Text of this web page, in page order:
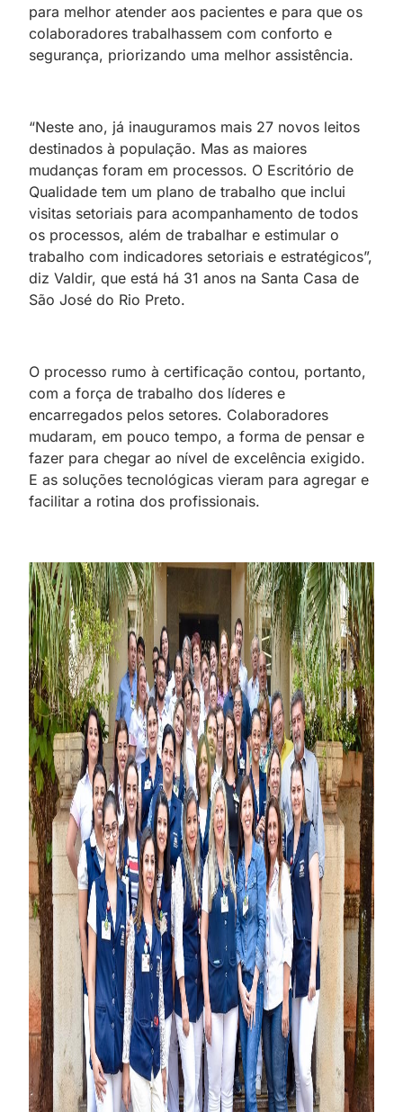
para melhor atender aos pacientes e para que os
colaboradores trabalhassem com conforto e
segurança, priorizando uma melhor assistência.
“Neste ano, já inauguramos mais 27 novos leitos
destinados à população. Mas as maiores
mudanças foram em processos. O Escritório de
Qualidade tem um plano de trabalho que inclui
visitas setoriais para acompanhamento de todos
os processos, além de trabalhar e estimular o
trabalho com indicadores setoriais e estratégicos”,
diz Valdir, que está há 31 anos na Santa Casa de
São José do Rio Preto.
O processo rumo à certificação contou, portanto,
com a força de trabalho dos líderes e
encarregados pelos setores. Colaboradores
mudaram, em pouco tempo, a forma de pensar e
fazer para chegar ao nível de excelência exigido.
E as soluções tecnológicas vieram para agregar e
facilitar a rotina dos profissionais.